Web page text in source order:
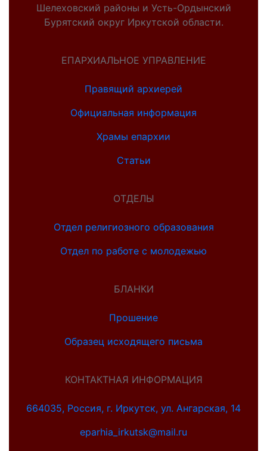
Шелеховский районы и Усть-Ордынский
Бурятский округ Иркутской области.
ЕПАРХИАЛЬНОЕ УПРАВЛЕНИЕ
Правящий архиерей
Официальная информация
Храмы епархии
Статьи
ОТДЕЛЫ
Отдел религиозного образования
Отдел по работе с молодежью
БЛАНКИ
Прошение
Образец исходящего письма
КОНТАКТНАЯ ИНФОРМАЦИЯ
664035, Россия, г. Иркутск, ул. Ангарская, 14
eparhia_irkutsk@mail.ru